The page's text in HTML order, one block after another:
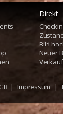
Direkt
Checkin
Bild
Neuer
| Impressum |